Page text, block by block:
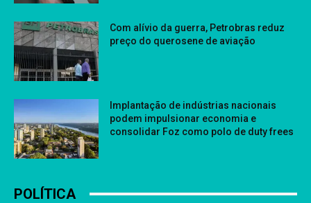
Com alívio da guerra, Petrobras reduz
preço do querosene de aviação
Implantação de indústrias nacionais
podem impulsionar economia e
consolidar Foz como polo de duty frees
POLÍTICA